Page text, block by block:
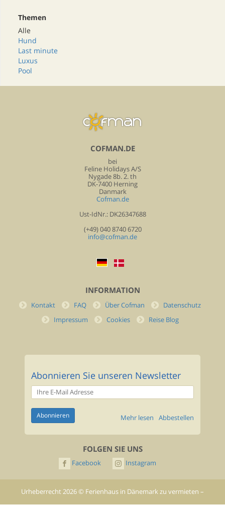
Themen
Alle
Hund
Last minute
Luxus
Pool
COFMAN.DE
bei
Feline Holidays A/S
Nygade 8b. 2. th
DK-7400 Herning
Danmark
Cofman.de
Ust-IdNr.: DK26347688
(+49) 040 8740 6720
info@cofman.de
INFORMATION
Kontakt FAQ Über Cofman
Datenschutz
Impressum
Cookies Reise Blog
Abonnieren Sie unseren Newsletter
Abbestellen
Mehr lesen
FOLGEN SIE UNS
Facebook Instagram
Urheberrecht2026© Ferienhaus in Dänemark zu vermieten –